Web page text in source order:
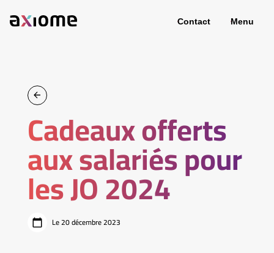
Contact Menu
Cadeaux offerts
aux salariés pour
les JO 2024
Le 20 décembre 2023